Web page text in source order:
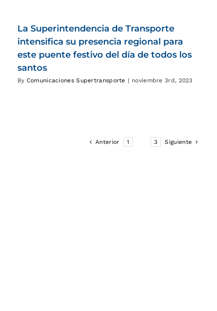
La Superintendencia de Transporte
intensifica su presencia regional para
este puente festivo del día de todos los
santos
By Comunicaciones Supertransporte | noviembre 3rd, 2023
Anterior 1 3 Siguiente